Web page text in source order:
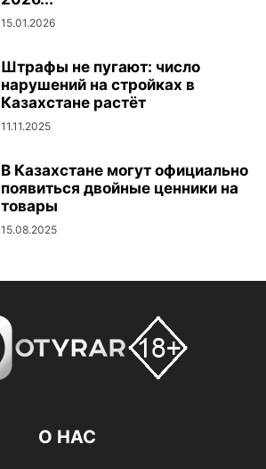
15.01.2026
Штрафы не пугают: число
нарушений на стройках в
Казахстане растёт
11.11.2025
В Казахстане могут официально
появиться двойные ценники на
товары
15.08.2025
О НАС